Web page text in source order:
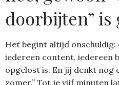
doorbijten” is
Het begint altijd onschuldig:
iedereen content, iedereen
opgelost is. En jij denkt nog
zomer.” Tot je vijf minuten